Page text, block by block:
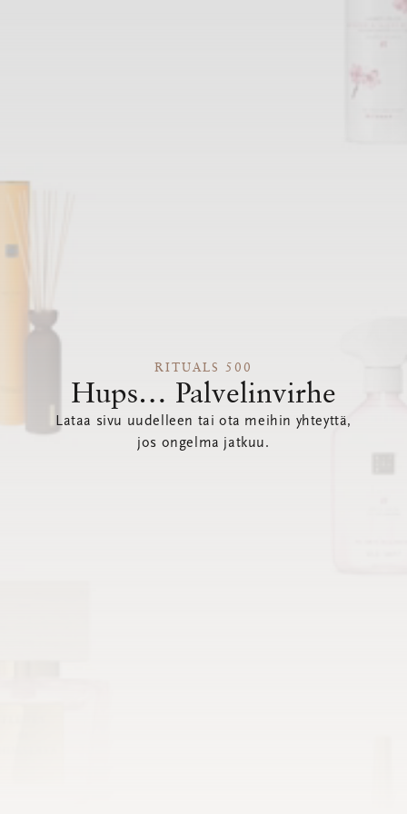
RITUALS 500
Hups… Palvelinvirhe
Lataa sivu uudelleen tai ota meihin yhteyttä,
jos ongelma jatkuu.